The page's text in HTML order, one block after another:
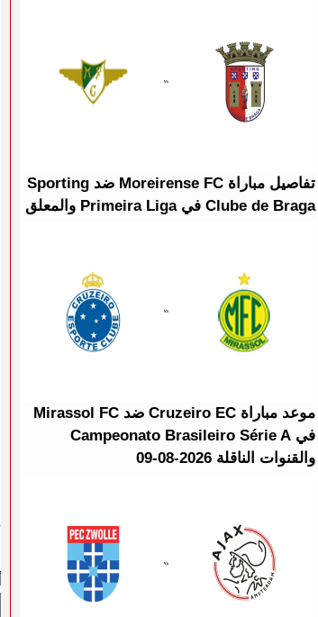
تفاصيل مباراة Moreirense FC ضد Sporting
Clube de Braga في Primeira Liga والمعلق
موعد مباراة Cruzeiro EC ضد Mirassol FC
في Campeonato Brasileiro Série A
والقنوات الناقلة 2026-08-09